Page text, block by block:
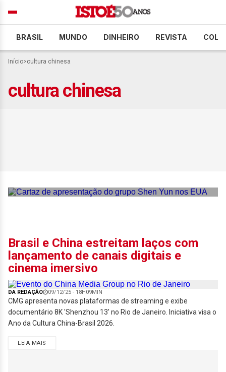
BRASIL MUNDO DINHEIRO REVISTA
Início>cultura chinesa
cultura chinesa
Brasil e China estreitam laços com
lançamento de canais digitais e
cinema imersivo
DA REDAÇÃO 09/12/25 - 18H09MIN
CMG apresenta novas plataformas de streaming e exibe
documentário 8K 'Shenzhou 13' no Rio de Janeiro. Iniciativa visa o
Ano da Cultura China-Brasil 2026.
LEIA MAIS